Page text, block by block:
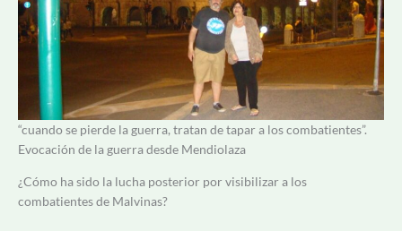
“cuando se pierde la guerra, tratan de tapar a los combatientes”.
Evocación de la guerra desde Mendiolaza
¿Cómo ha sido la lucha posterior por visibilizar a los
combatientes de Malvinas?